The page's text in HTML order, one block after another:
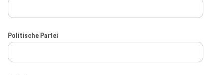
Politische Partei